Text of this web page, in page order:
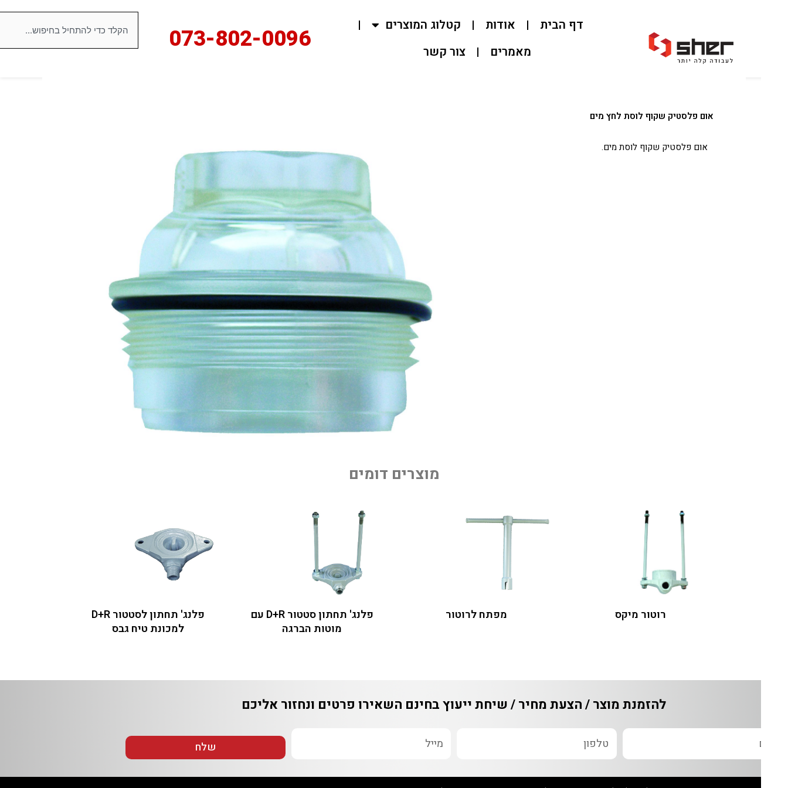
דף הבית אודות
קטלוג המוצרים
מאמרים
צור קשר 073-802-0096
אום פלסטיק שקוף לוסת לחץ מים
אום פלסטיק שקוף לוסת מים.
מוצרים דומים
רוטור מיקס מפתח לרוטור
פלנג' תחתון סטטור D+R עם
מוטות הברגה
פלנג' תחתון לסטטור D+R
למכונת טיח גבס
להזמנת מוצר / הצעת מחיר / שיחת ייעוץ בחינםהשאירו פרטים ונחזור אליכם